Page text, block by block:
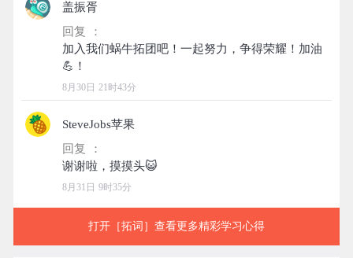
盖振胥
回复 ：
加入我们蜗牛拓团吧！一起努力，争得荣耀！加油
8月30日 21时43分
SteveJobs苹果
回复 ：
8月31日 9时35分
打开［拓词］查看更多精彩学习心得